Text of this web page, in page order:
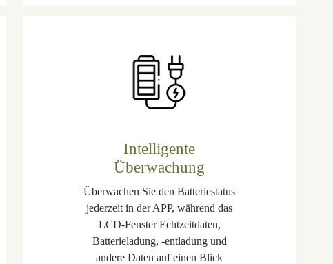
Intelligente
Überwachung
Überwachen Sie den Batteriestatus
jederzeit in der APP, während das
LCD-Fenster Echtzeitdaten,
Batterieladung, -entladung und
andere Daten auf einen Blick